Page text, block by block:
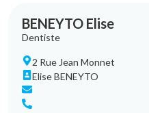
BENEYTO Elise
Dentiste
2 Rue Jean Monnet
Elise BENEYTO